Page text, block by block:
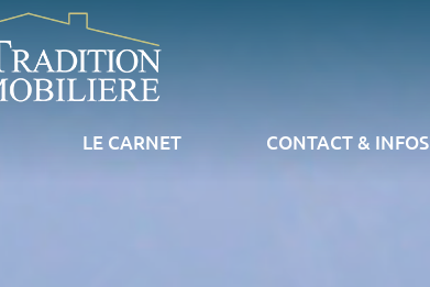
LE CARNET CONTACT & INFOS